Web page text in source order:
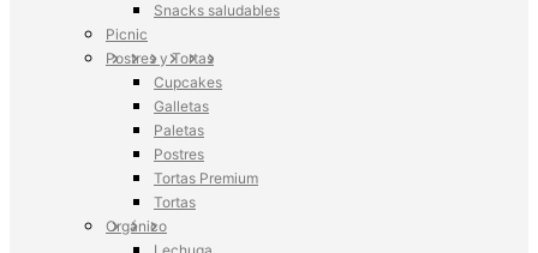
Snacks saludables
Picnic
Postres y Tortas
Cupcakes
Galletas
Paletas
Postres
Tortas Premium
Tortas
Orgánico